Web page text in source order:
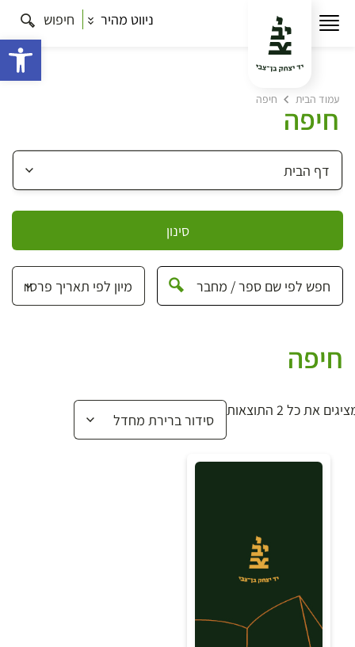
ניווט מהיר חיפוש
עמוד הבית חיפה
חיפה
סינון
חיפה
את כל ⁦2⁩ התוצאות